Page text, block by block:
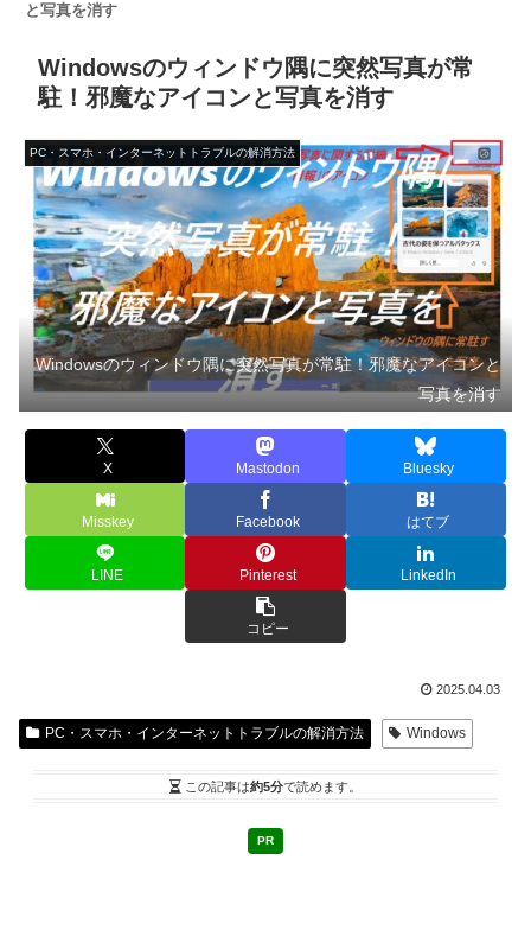
と写真を消す
Windowsのウィンドウ隅に突然写真が常
駐！邪魔なアイコンと写真を消す
PC・スマホ・インターネットトラブルの解消方法
Windowsのウィンドウ隅に突然写真が常駐！邪魔なアイコンと
写真を消す
X Mastodon Bluesky
Misskey Facebook はてブ
LINE Pinterest LinkedIn
コピー
2025.04.03
PC・スマホ・インターネットトラブルの解消方法 Windows
この記事は約5分で読めます。
PR